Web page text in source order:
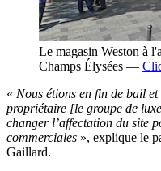
Le magasin Weston à
Champs Élysées —
« Nous étions en fin de bail
propriétaire [le groupe de
changer l’affectation du site
commerciales », explique le
Gaillard.